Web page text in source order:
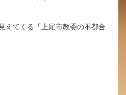
えてくる「上尾市教委の不都合